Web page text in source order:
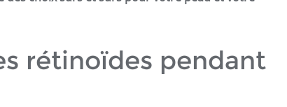
rétinoïdes pendant